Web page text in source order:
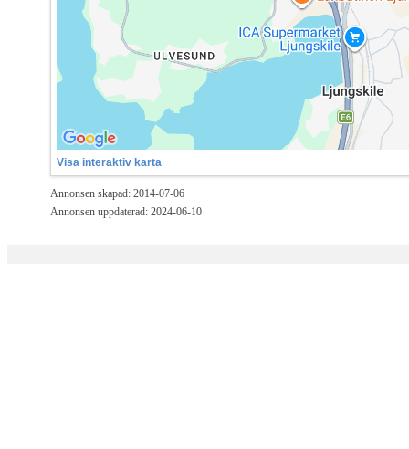
Visa interaktiv karta
Annonsen skapad: 2014-07-06
Annonsen uppdaterad: 2024-06-10